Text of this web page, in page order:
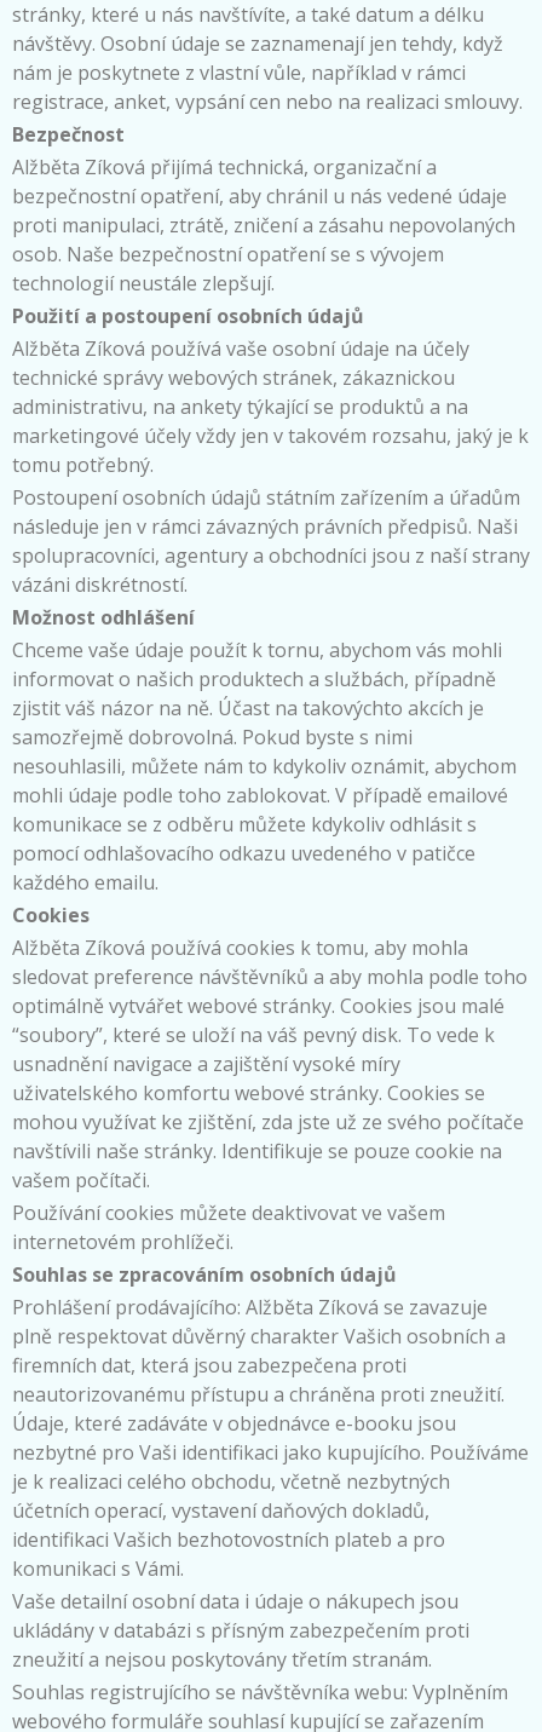
stránky, které u nás navštívíte, a také datum a délku
návštěvy. Osobní údaje se zaznamenají jen tehdy, když
nám je poskytnete z vlastní vůle, například v rámci
registrace, anket, vypsání cen nebo na realizaci smlouvy.
Bezpečnost
Alžběta Zíková přijímá technická, organizační a
bezpečnostní opatření, aby chránil u nás vedené údaje
proti manipulaci, ztrátě, zničení a zásahu nepovolaných
osob. Naše bezpečnostní opatření se s vývojem
technologií neustále zlepšují.
Použití a postoupení osobních údajů
Alžběta Zíková používá vaše osobní údaje na účely
technické správy webových stránek, zákaznickou
administrativu, na ankety týkající se produktů a na
marketingové účely vždy jen v takovém rozsahu, jaký je k
tomu potřebný.
Postoupení osobních údajů státním zařízením a úřadům
následuje jen v rámci závazných právních předpisů. Naši
spolupracovníci, agentury a obchodníci jsou z naší strany
vázáni diskrétností.
Možnost odhlášení
Chceme vaše údaje použít k tornu, abychom vás mohli
informovat o našich produktech a službách, případně
zjistit váš názor na ně. Účast na takovýchto akcích je
samozřejmě dobrovolná. Pokud byste s nimi
nesouhlasili, můžete nám to kdykoliv oznámit, abychom
mohli údaje podle toho zablokovat. V případě emailové
komunikace se z odběru můžete kdykoliv odhlásit s
pomocí odhlašovacího odkazu uvedeného v patičce
každého emailu.
Cookies
Alžběta Zíková používá cookies k tomu, aby mohla
sledovat preference návštěvníků a aby mohla podle toho
optimálně vytvářet webové stránky. Cookies jsou malé
“soubory”, které se uloží na váš pevný disk. To vede k
usnadnění navigace a zajištění vysoké míry
uživatelského komfortu webové stránky. Cookies se
mohou využívat ke zjištění, zda jste už ze svého počítače
navštívili naše stránky. Identifikuje se pouze cookie na
vašem počítači.
Používání cookies můžete deaktivovat ve vašem
internetovém prohlížeči.
Souhlas se zpracováním osobních údajů
Prohlášení prodávajícího: Alžběta Zíková se zavazuje
plně respektovat důvěrný charakter Vašich osobních a
firemních dat, která jsou zabezpečena proti
neautorizovanému přístupu a chráněna proti zneužití.
Údaje, které zadáváte v objednávce e-booku jsou
nezbytné pro Vaši identifikaci jako kupujícího. Používáme
je k realizaci celého obchodu, včetně nezbytných
účetních operací, vystavení daňových dokladů,
identifikaci Vašich bezhotovostních plateb a pro
komunikaci s Vámi.
Vaše detailní osobní data i údaje o nákupech jsou
ukládány v databázi s přísným zabezpečením proti
zneužití a nejsou poskytovány třetím stranám.
Souhlas registrujícího se návštěvníka webu: Vyplněním
webového formuláře souhlasí kupující se zařazením